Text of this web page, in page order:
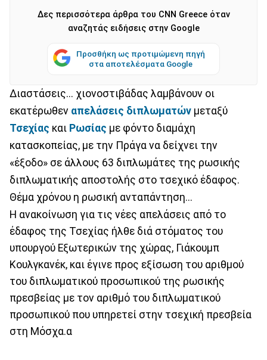
Δες περισσότερα άρθρα του CNN Greece όταν
αναζητάς ειδήσεις στην Google
Προσθήκη ως προτιμώμενη πηγή
στα αποτελέσματα Google
Διαστάσεις... χιονοστιβάδας λαμβάνουν οι
εκατέρωθεν απελάσεις διπλωματών μεταξύ
Τσεχίας και Ρωσίας με φόντο διαμάχη
κατασκοπείας, με την Πράγα να δείχνει την
«έξοδο» σε άλλους 63 διπλωμάτες της ρωσικής
διπλωματικής αποστολής στο τσεχικό έδαφος.
Θέμα χρόνου η ρωσική ανταπάντηση...
Η ανακοίνωση για τις νέες απελάσεις από το
έδαφος της Τσεχίας ήλθε διά στόματος του
υπουργού Εξωτερικών της χώρας, Γιάκουμπ
Κουλγκανέκ, και έγινε προς εξίσωση του αριθμού
του διπλωματικού προσωπικού της ρωσικής
πρεσβείας με τον αριθμό του διπλωματικού
προσωπικού που υπηρετεί στην τσεχική πρεσβεία
στη Μόσχα.α